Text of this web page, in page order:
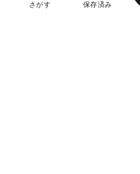
さがす 保存済み